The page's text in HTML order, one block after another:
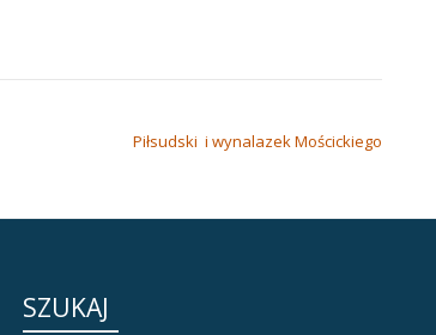
Piłsudski i wynalazek Mościckiego
SZUKAJ